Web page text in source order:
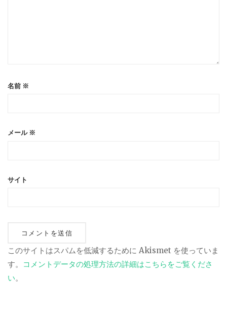
名前 ※
メール ※
サイト
このサイトはスパムを低減するために Akismet を使っていま
す。
コメントデータの処理方法の詳細はこちらをご覧くださ
い。